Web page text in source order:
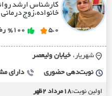
کارشناس ارشد
خانواده،زوج درمانی
5.0
%100
شهریار، خيابان وليعصر
نوبت‌دهی حضوری دارای
اولین نوبت:18مرداد 2ظهر